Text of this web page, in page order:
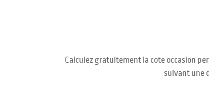
Calculez gratuitement la cote occasion
suivant une